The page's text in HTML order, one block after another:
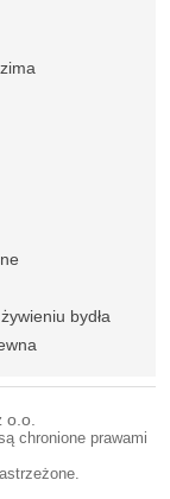
bydła
o.o.
chronione prawami